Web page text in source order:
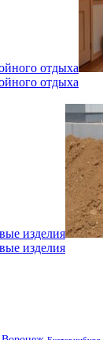
отдыха
отдыха
изделия
изделия